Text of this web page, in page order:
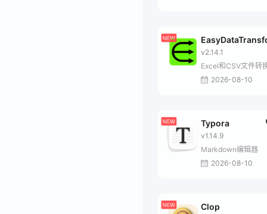
v2.14.1
Excel和CSV文件转
2026-08-10
Typora
v1.14.9
Markdown编辑器
2026-08-10
Clop